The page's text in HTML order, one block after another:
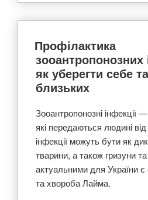
Профілактика
зооантропонозних
як уберегти себе
близьких
Зооантропонозні інфекції
які передаються людині
інфекції можуть бути як
тварини, а також гризуни
актуальними для України є
та хвороба Лайма.